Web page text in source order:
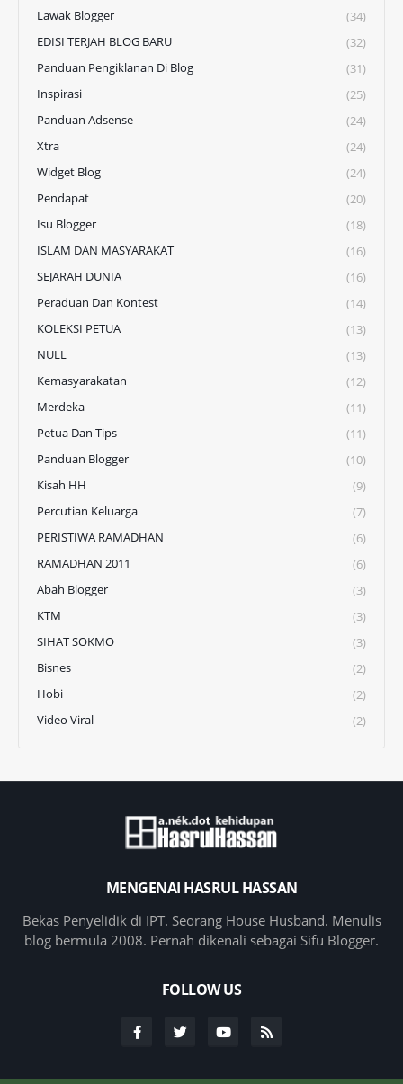
Lawak Blogger
(34)
EDISI TERJAH BLOG BARU
(32)
Panduan Pengiklanan Di Blog
(31)
Inspirasi
(25)
Panduan Adsense
(24)
Xtra
(24)
Widget Blog
(24)
Pendapat
(20)
Isu Blogger
(18)
ISLAM DAN MASYARAKAT
(16)
SEJARAH DUNIA
(16)
Peraduan Dan Kontest
(14)
KOLEKSI PETUA
(13)
NULL
(13)
Kemasyarakatan
(12)
Merdeka
(11)
Petua Dan Tips
(11)
Panduan Blogger
(10)
Kisah HH
(9)
Percutian Keluarga
(7)
PERISTIWA RAMADHAN
(6)
RAMADHAN 2011
(6)
Abah Blogger
(3)
KTM
(3)
SIHAT SOKMO
(3)
Bisnes
(2)
Hobi
(2)
Video Viral
(2)
MENGENAI HASRUL HASSAN
Bekas Penyelidik di IPT. Seorang House Husband. Menulis
blog bermula 2008. Pernah dikenali sebagai Sifu Blogger.
FOLLOW US